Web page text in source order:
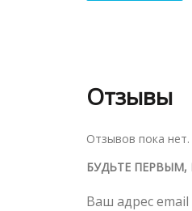
Отзывы
Отзывов пока нет.
БУДЬТЕ ПЕРВЫМ,
Ваш адрес email